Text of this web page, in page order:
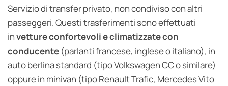
Servizio di transfer privato, non condiviso con altri
passeggeri. Questi trasferimenti sono effettuati
invetture confortevoli e climatizzate con
conducente (parlanti francese, inglese o italiano), in
auto berlina standard (tipo Volkswagen CC o similare)
oppure in minivan (tipo Renault Trafic, Mercedes Vito